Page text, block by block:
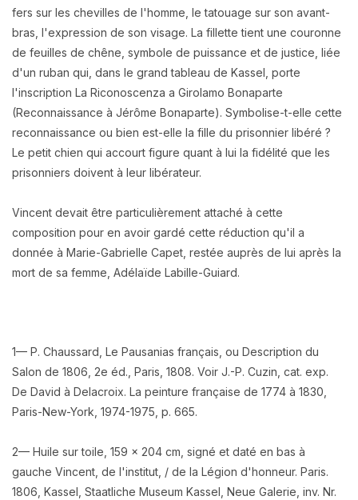
fers sur les chevilles de l'homme, le tatouage sur son avant-
bras, l'expression de son visage. La fillette tient une couronne
de feuilles de chêne, symbole de puissance et de justice, liée
d'un ruban qui, dans le grand tableau de Kassel, porte
l'inscription La Riconoscenza a Girolamo Bonaparte
(Reconnaissance à Jérôme Bonaparte). Symbolise-t-elle cette
reconnaissance ou bien est-elle la fille du prisonnier libéré ?
Le petit chien qui accourt figure quant à lui la fidélité que les
prisonniers doivent à leur libérateur.
Vincent devait être particulièrement attaché à cette
composition pour en avoir gardé cette réduction qu'il a
donnée à Marie-Gabrielle Capet, restée auprès de lui après la
mort de sa femme, Adélaïde Labille-Guiard.
1— P. Chaussard, Le Pausanias français, ou Description du
Salon de 1806, 2e éd., Paris, 1808. Voir J.-P. Cuzin, cat. exp.
De David à Delacroix. La peinture française de 1774 à 1830,
Paris-New-York, 1974-1975, p. 665.
2— Huile sur toile, 159 x 204 cm, signé et daté en bas à
gauche Vincent, de l'institut, / de la Légion d'honneur. Paris.
1806, Kassel, Staatliche Museum Kassel, Neue Galerie, inv. Nr.